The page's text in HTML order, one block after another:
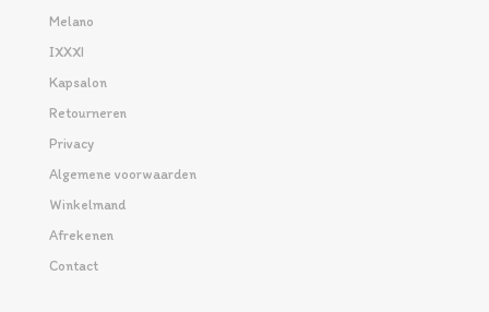
Melano
IXXXI
Kapsalon
Retourneren
Privacy
Algemene voorwaarden
Winkelmand
Afrekenen
Contact